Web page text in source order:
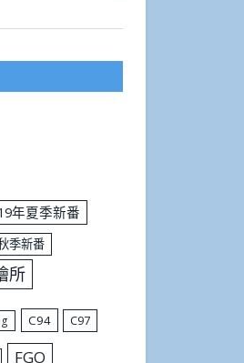
年夏季新番
季新番
所
C94 C97
FGO